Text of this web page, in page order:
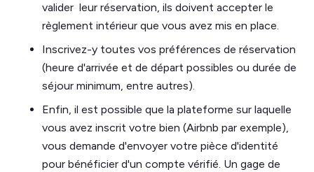
valider leur réservation, ils doivent accepter le
règlement intérieur que vous avez mis en place.
Inscrivez-y toutes vos préférences de réservation
(heure d'arrivée et de départ possibles ou durée de
séjour minimum, entre autres).
Enfin, il est possible que la plateforme sur laquelle
vous avez inscrit votre bien (Airbnb par exemple),
vous demande d'envoyer votre pièce d'identité
pour bénéficier d'un compte vérifié. Un gage de